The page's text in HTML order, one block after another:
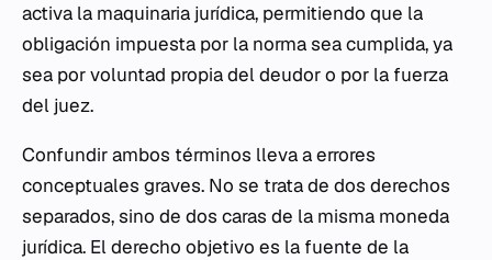
activa la maquinaria jurídica, permitiendo que la
obligación impuesta por la norma sea cumplida, ya
sea por voluntad propia del deudor o por la fuerza
del juez.
Confundir ambos términos lleva a errores
conceptuales graves. No se trata de dos derechos
separados, sino de dos caras de la misma moneda
jurídica. El derecho objetivo es la fuente de la